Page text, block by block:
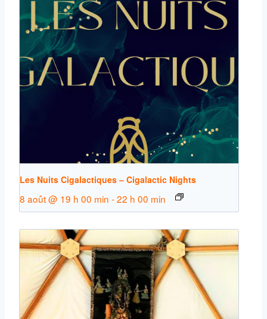
Les Nuits Cigalactiques – Cigalactic Nights
8 août @ 19 h 00 min -22 h 00 min